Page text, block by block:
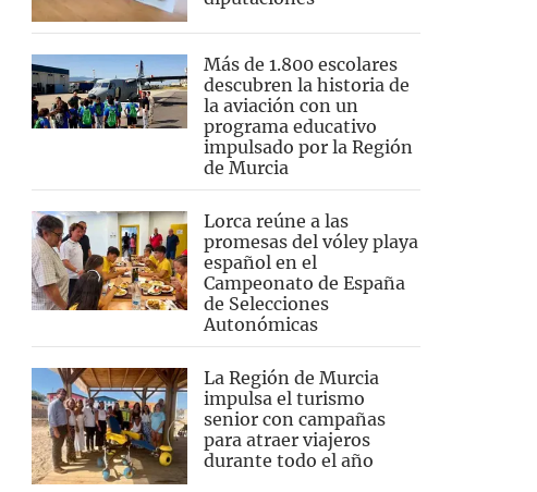
Más de 1.800 escolares
descubren la historia de
la aviación con un
programa educativo
impulsado por la Región
de Murcia
Lorca reúne a las
promesas del vóley playa
español en el
Campeonato de España
de Selecciones
Autonómicas
La Región de Murcia
impulsa el turismo
senior con campañas
para atraer viajeros
durante todo el año